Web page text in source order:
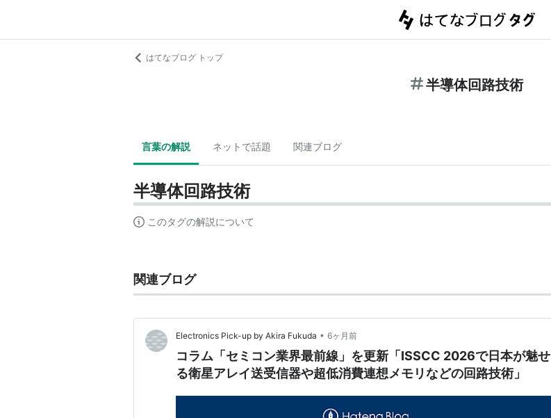
はてなブログ トップ
半導体回路技術
言葉の解説 ネットで話題 関連ブログ
半導体回路技術
このタグの解説について
関連ブログ
Electronics Pick-up by Akira Fukuda • 6ヶ月前
コラム「セミコン業界最前線」を更新「ISSCC 2026で日本が魅せ
る衛星アレイ送受信器や超低消費連想メモリなどの回路技術」